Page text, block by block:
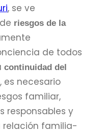
, se ve
riesgos de la
de todos
continuidad del
es necesario
familiar,
responsables y
relación familia-